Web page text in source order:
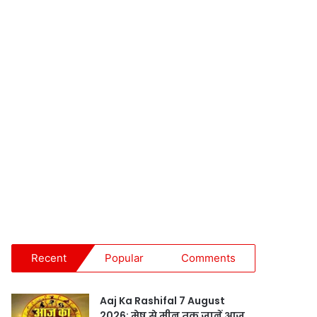
Recent Popular Comments
Aaj Ka Rashifal 7 August